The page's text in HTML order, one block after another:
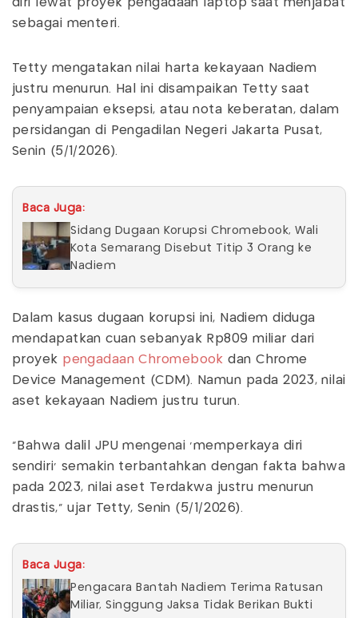
diri lewat proyek pengadaan laptop saat menjabat
sebagai menteri.
Tetty mengatakan nilai harta kekayaan Nadiem
justru menurun. Hal ini disampaikan Tetty saat
penyampaian eksepsi, atau nota keberatan, dalam
persidangan di Pengadilan Negeri Jakarta Pusat,
Senin (5/1/2026).
Baca Juga:
Sidang Dugaan Korupsi Chromebook, Wali
Kota Semarang Disebut Titip 3 Orang ke
Nadiem
Dalam kasus dugaan korupsi ini, Nadiem diduga
mendapatkan cuan sebanyak Rp809 miliar dari
proyek pengadaan Chromebook dan Chrome
Device Management (CDM). Namun pada 2023, nilai
aset kekayaan Nadiem justru turun.
“Bahwa dalil JPU mengenai ‘memperkaya diri
sendiri’ semakin terbantahkan dengan fakta bahwa
pada 2023, nilai aset Terdakwa justru menurun
drastis,” ujar Tetty, Senin (5/1/2026).
Baca Juga:
Pengacara Bantah Nadiem Terima Ratusan
Miliar, Singgung Jaksa Tidak Berikan Bukti